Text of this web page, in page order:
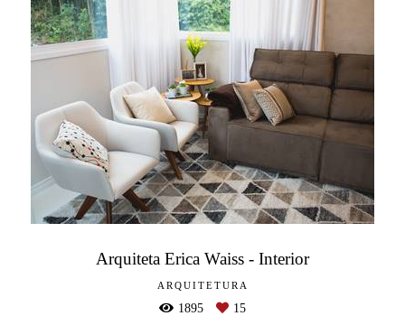
Arquiteta Erica Waiss - Interior
ARQUITETURA
1895 15